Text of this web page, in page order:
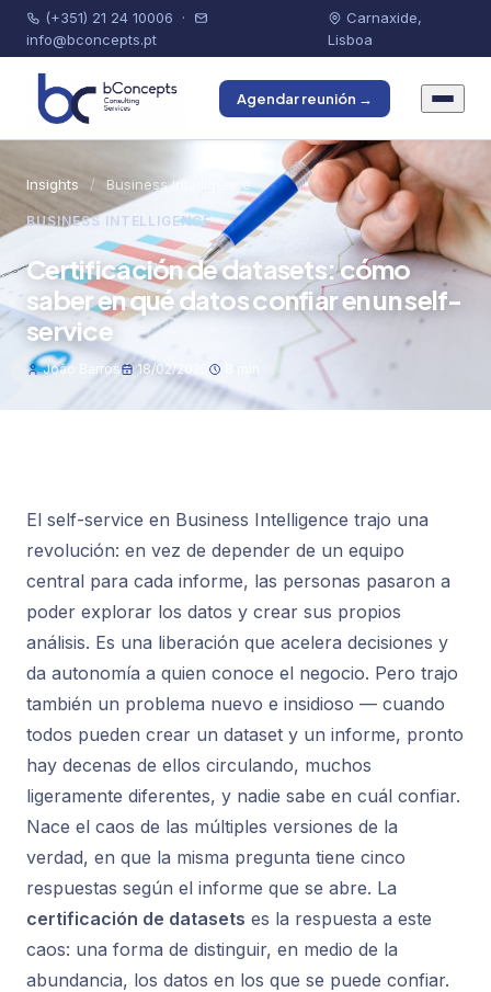
(+351) 21 24 10006 ·
info@bconcepts.pt
Carnaxide,
Lisboa
Agendar reunión →
Insights / Business Intelligence
BUSINESS INTELLIGENCE
Certificación de datasets: cómo
saber en qué datos confiar en un self-
service
João Barros 18/02/2025
El self-service en Business Intelligence trajo una
revolución: en vez de depender de un equipo
central para cada informe, las personas pasaron a
poder explorar los datos y crear sus propios
análisis. Es una liberación que acelera decisiones y
da autonomía a quien conoce el negocio. Pero trajo
también un problema nuevo e insidioso — cuando
todos pueden crear un dataset y un informe, pronto
hay decenas de ellos circulando, muchos
ligeramente diferentes, y nadie sabe en cuál confiar.
Nace el caos de las múltiples versiones de la
verdad, en que la misma pregunta tiene cinco
respuestas según el informe que se abre. La
certificación de datasets es la respuesta a este
caos: una forma de distinguir, en medio de la
abundancia, los datos en los que se puede confiar.